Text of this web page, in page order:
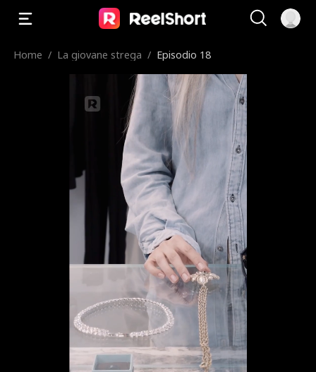
Home / La giovane strega / Episodio 18